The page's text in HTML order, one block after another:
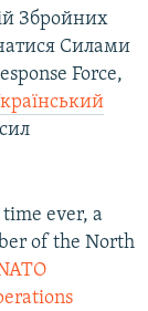
Збройних
Силами
Force,
ever, a
of the North